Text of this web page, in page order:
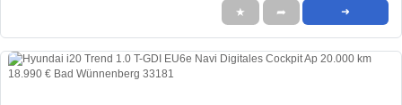
★ ➦ ➜